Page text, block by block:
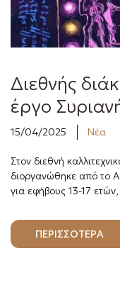
Διεθνής
έργο
15/04/2025 Νέα
Στον διεθνή
διοργανώθηκε από το
για εφήβους 13-17
ΠΕΡΙΣΣΟΤΕΡΑ